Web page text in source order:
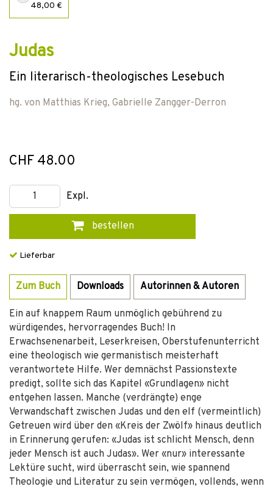
48,00 €
Judas
Ein literarisch-theologisches Lesebuch
hg. von Matthias Krieg, Gabrielle Zangger-Derron
CHF 48.00
Expl.
bestellen
Lieferbar
Zum Buch Downloads Autorinnen & Autoren
Ein auf knappem Raum unmöglich gebührend zu
würdigendes, hervorragendes Buch! In
Erwachsenenarbeit, Leserkreisen, Oberstufenunterricht
eine theologisch wie germanistisch meisterhaft
verantwortete Hilfe. Wer demnächst Passionstexte
predigt, sollte sich das Kapitel «Grundlagen» nicht
entgehen lassen. Manche (verdrängte) enge
Verwandschaft zwischen Judas und den elf (vermeintlich)
Getreuen wird über den «Kreis der Zwölf» hinaus deutlich
in Erinnerung gerufen: «Judas ist schlicht Mensch, denn
jeder Mensch ist auch Judas». Wer «nur» interessante
Lektüre sucht, wird überrascht sein, wie spannend
Theologie und Literatur zu sein vermögen, vollends, wenn